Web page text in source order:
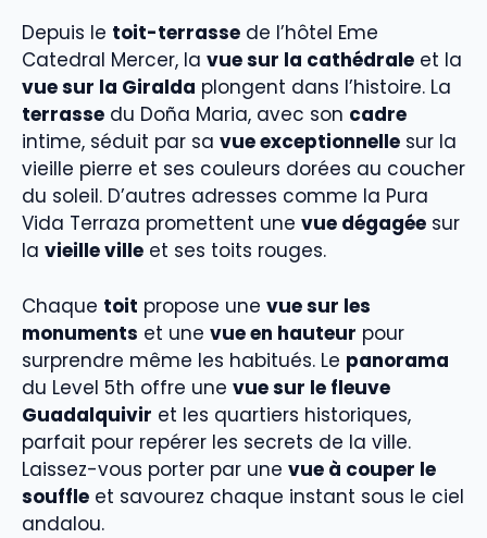
Depuis le toit-terrasse de l’hôtel Eme
Catedral Mercer, la vue sur la cathédrale et la
vue sur la Giralda plongent dans l’histoire. La
terrasse du Doña Maria, avec son cadre
intime, séduit par sa vue exceptionnelle sur la
vieille pierre et ses couleurs dorées au coucher
du soleil. D’autres adresses comme la Pura
Vida Terraza promettent une vue dégagée sur
la vieille ville et ses toits rouges.
Chaque toit propose une vue sur les
monuments et une vue en hauteur pour
surprendre même les habitués. Le panorama
du Level 5th offre une vue sur le fleuve
Guadalquivir et les quartiers historiques,
parfait pour repérer les secrets de la ville.
Laissez-vous porter par une vue à couper le
souffle et savourez chaque instant sous le ciel
andalou.